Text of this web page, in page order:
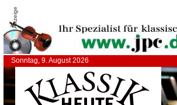
Anzeige
Sonntag, 9. August 2026